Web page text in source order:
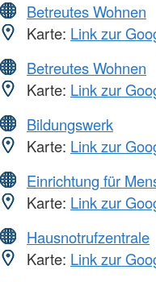
Betreutes Wohnen
Karte: Link zur
Betreutes Wohnen
Karte: Link zur
Bildungswerk
Karte: Link zur
Einrichtung für
Karte: Link zur
Hausnotrufzentrale
Karte: Link zur